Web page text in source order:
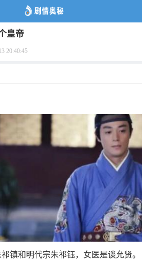
皇帝
20:40:45
镇和明代宗朱祁钰，女医是谈允贤。